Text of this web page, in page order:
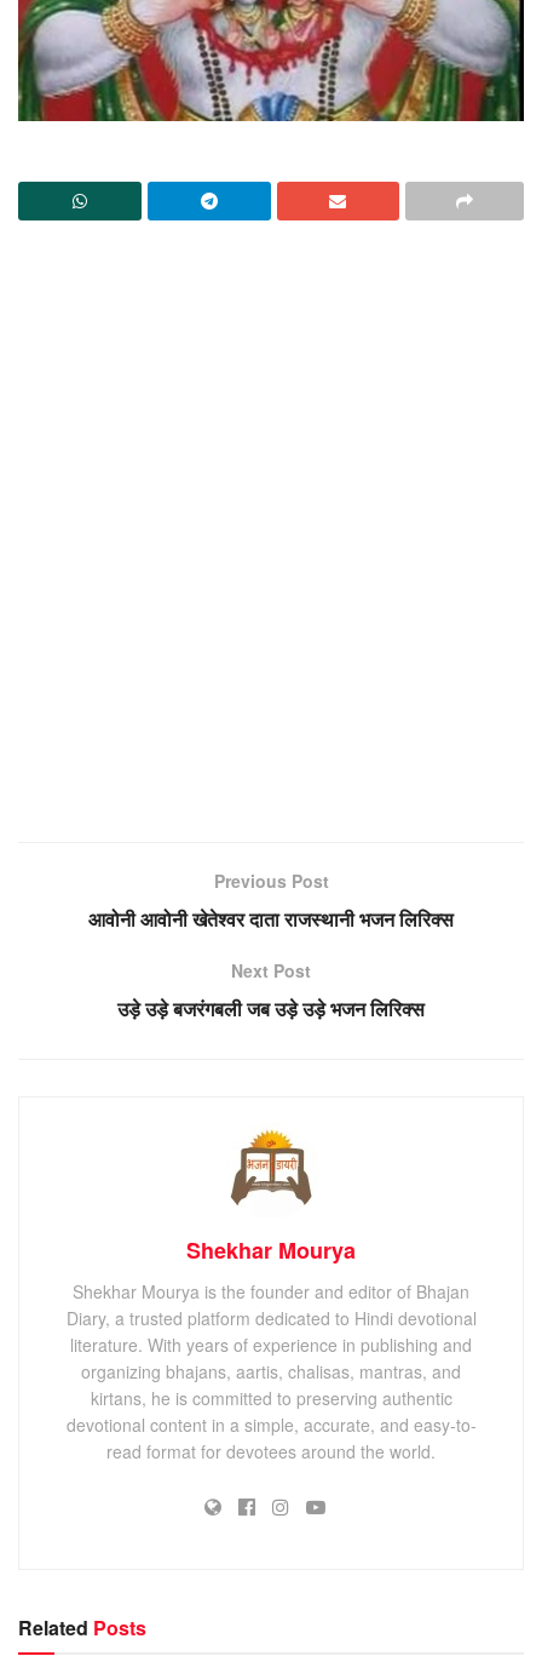
Previous Post
आवोनी आवोनी खेतेश्वर दाता राजस्थानी भजन लिरिक्स
Next Post
उड़े उड़े बजरंगबली जब उड़े उड़े भजन लिरिक्स
Shekhar Mourya
Shekhar Mourya is the founder and editor of Bhajan
Diary, a trusted platform dedicated to Hindi devotional
literature. With years of experience in publishing and
organizing bhajans, aartis, chalisas, mantras, and
kirtans, he is committed to preserving authentic
devotional content in a simple, accurate, and easy-to-
read format for devotees around the world.
Related Posts